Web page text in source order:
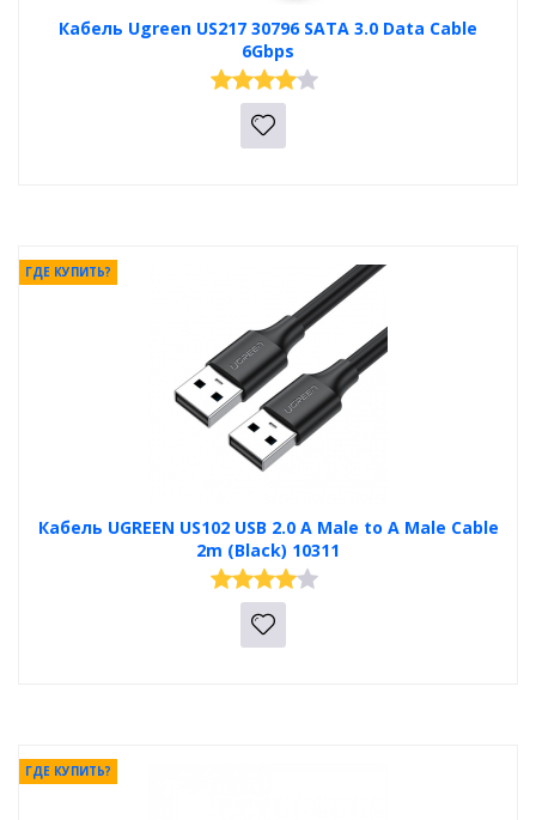
Кабель Ugreen US217 30796 SATA 3.0 Data Cable
6Gbps
Кабель UGREEN US102 USB 2.0 A Male to A Male Cable
2m (Black) 10311
ГДЕ КУПИТЬ?
ГДЕ КУПИТЬ?